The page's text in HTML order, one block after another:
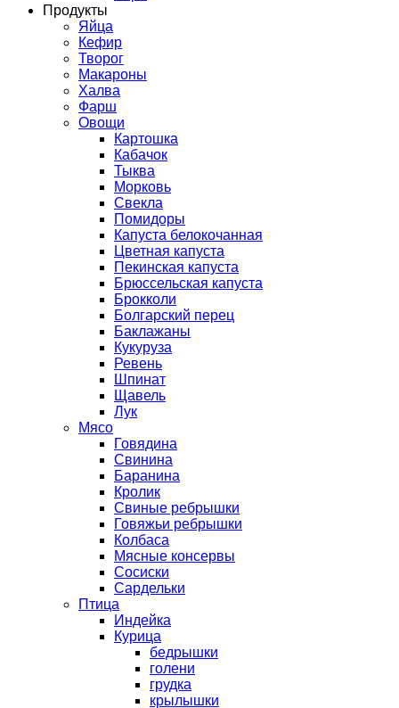
Продукты
Яйца
Кефир
Творог
Макароны
Халва
Фарш
Овощи
Картошка
Кабачок
Тыква
Морковь
Свекла
Помидоры
Капуста белокочанная
Цветная капуста
Пекинская капуста
Брюссельская капуста
Брокколи
Болгарский перец
Баклажаны
Кукуруза
Ревень
Шпинат
Щавель
Лук
Мясо
Говядина
Свинина
Баранина
Кролик
Свиные ребрышки
Говяжьи ребрышки
Колбаса
Мясные консервы
Сосиски
Сардельки
Птица
Индейка
Курица
бедрышки
голени
грудка
крылышки